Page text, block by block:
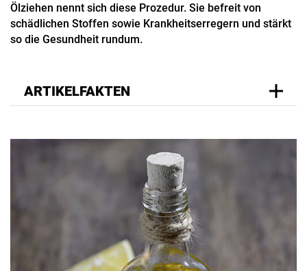
Ölziehen nennt sich diese Prozedur. Sie befreit von
schädlichen Stoffen sowie Krankheitserregern und stärkt
so die Gesundheit rundum.
ARTIKELFAKTEN